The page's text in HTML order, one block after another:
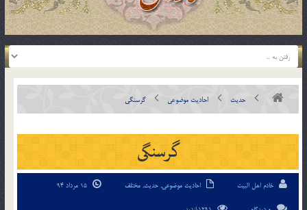
حدیث احادیث موضوعی گرسنگی
گرسنگی
خادم اهل البیت احادیث موضوعی, حدیث, مختلف